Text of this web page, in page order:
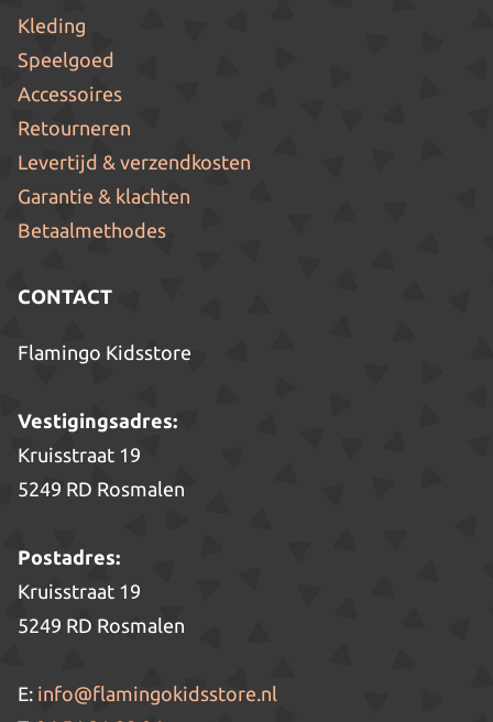
Kleding
Speelgoed
Accessoires
Retourneren
Levertijd & verzendkosten
Garantie & klachten
Betaalmethodes
CONTACT
Flamingo Kidsstore
Vestigingsadres:
Kruisstraat 19
5249 RD Rosmalen
Postadres:
Kruisstraat 19
5249 RD Rosmalen
E: info@flamingokidsstore.nl